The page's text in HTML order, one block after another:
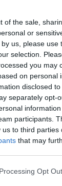
of the sale,
or
us, please use
selection.
you may
on personal
disclosed
separately opt-
participants.
us to third parties
that may
Opt
και